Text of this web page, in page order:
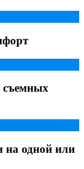
съемных
на одной или